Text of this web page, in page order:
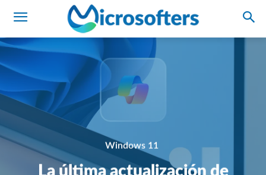
Windows 11
La última actualización de